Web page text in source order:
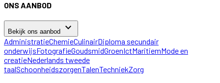
ONS AANBOD
Bekijk ons aanbod keyboard_arrow_down
AdministratieChemieCulinairDiploma secundair
onderwijsFotografieGoudsmidGroenIctMaritiemMode en
creatieNederlands tweede
taalSchoonheidszorgenTalenTechniekZorg